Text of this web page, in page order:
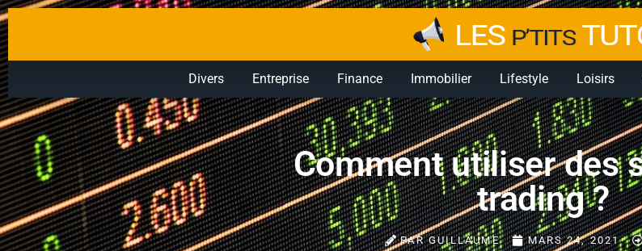
Divers Entreprise Finance Immobilier Lifestyle Loisirs
Comment utiliser des
trading ?
PARGUILLAUME MARS 24, 2021